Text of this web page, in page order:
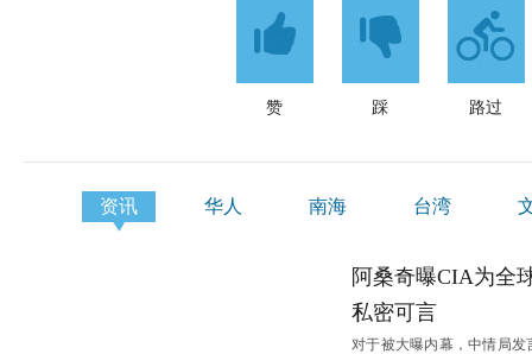
赞 踩 路过
资讯 华人 南海 台湾
阿桑奇曝CIA为全
私密可言
对于被大曝内幕，中情局发